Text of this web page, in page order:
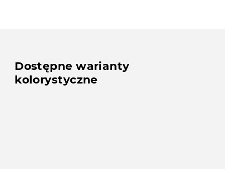
Dostępne warianty
kolorystyczne